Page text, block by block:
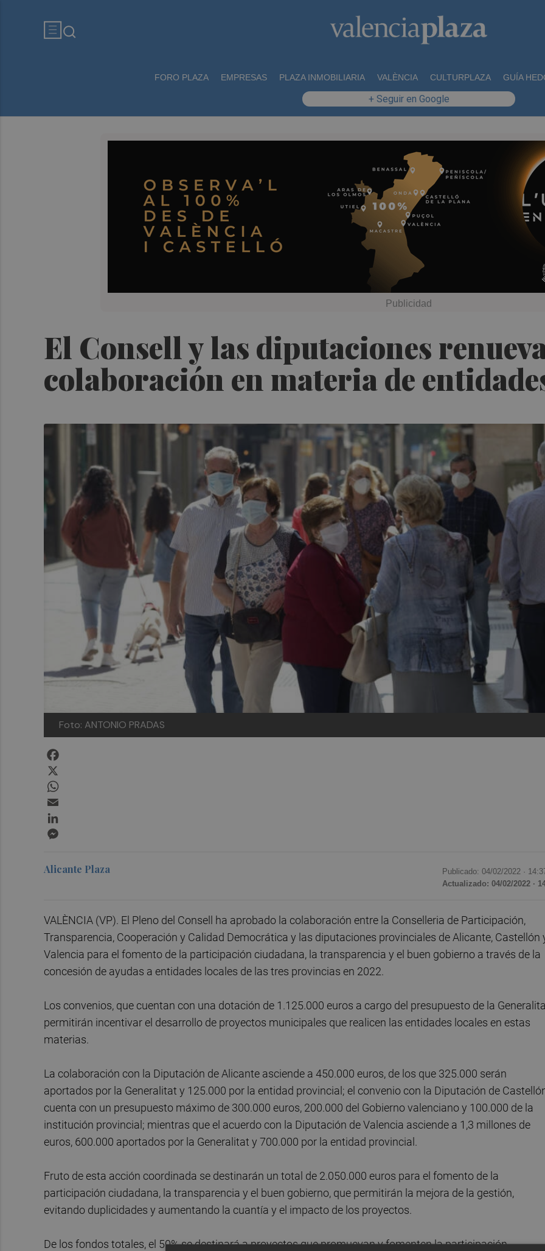
FORO PLAZA EMPRESAS PLAZA INMOBILIARIA VALÈNCIA CULTURPLAZA GUÍA
+ Seguir en Google
El Consell y las diputaciones
colaboración en materia de
Foto: ANTONIO PRADAS
Alicante Plaza Publicado: 04/02/2022 ·
Actualizado: 04/02/2022 ·
VALÈNCIA (VP). El Pleno del Consell ha aprobado la colaboración entre la Conselleria de Participación,
Transparencia, Cooperación y Calidad Democrática y las diputaciones provinciales de Alicante, Castellón
Valencia para el fomento de la participación ciudadana, la transparencia y el buen gobierno a través de la
concesión de ayudas a entidades locales de las tres provincias en 2022.
Los convenios, que cuentan con una dotación de 1.125.000 euros a cargo del presupuesto de la
permitirán incentivar el desarrollo de proyectos municipales que realicen las entidades locales en estas
materias.
La colaboración con la Diputación de Alicante asciende a 450.000 euros, de los que 325.000 serán
aportados por la Generalitat y 125.000 por la entidad provincial; el convenio con la Diputación de
cuenta con un presupuesto máximo de 300.000 euros, 200.000 del Gobierno valenciano y 100.000 de la
institución provincial; mientras que el acuerdo con la Diputación de Valencia asciende a 1,3 millones de
euros, 600.000 aportados por la Generalitat y 700.000 por la entidad provincial.
Fruto de esta acción coordinada se destinarán un total de 2.050.000 euros para el fomento de la
participación ciudadana, la transparencia y el buen gobierno, que permitirán la mejora de la gestión,
evitando duplicidades y aumentando la cuantía y el impacto de los proyectos.
De los fondos totales, el 50% se destinará a proyectos que promuevan y fomenten la participación